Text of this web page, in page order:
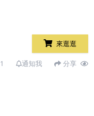
來逛逛
1 通知我 分享